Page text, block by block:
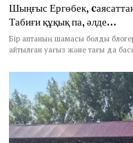
Шыңғыс Ергөбек,
Табиғи құқық па, әлде…
Бір аптаның шамасы болды
айтылған уағыз және тағы да